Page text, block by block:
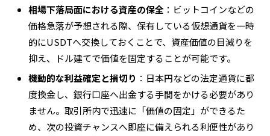
相場下落局面における資産の保全：ビットコインなどの
価格急落が予想される際、保有している仮想通貨を一時
的にUSDTへ交換しておくことで、資産価値の目減りを
抑え、ドル建てで価値を固定することが可能です。
機動的な利益確定と損切り ：日本円などの法定通貨に都
度換金し、銀行口座へ出金する手間をかける必要があり
ません。取引所内で迅速に「価値の固定」ができるた
め、次の投資チャンスへ即座に備えられる利便性があり